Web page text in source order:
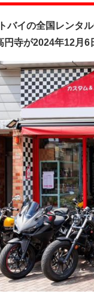
バイの全国レンタ
円寺が2024年12月6